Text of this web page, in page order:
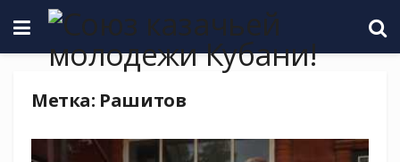
Метка: Рашитов